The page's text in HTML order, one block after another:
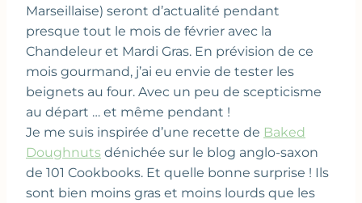
Marseillaise) seront d’actualité pendant
presque tout le mois de février avec la
Chandeleur et Mardi Gras. En prévision de ce
mois gourmand, j’ai eu envie de tester les
beignets au four. Avec un peu de scepticisme
au départ … et même pendant !
Je me suis inspirée d’une recette de Baked
Doughnuts dénichée sur le blog anglo-saxon
de 101 Cookbooks. Et quelle bonne surprise ! Ils
sont bien moins gras et moins lourds que les